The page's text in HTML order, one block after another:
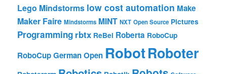
Lego Mindstorms low cost automation Make
Maker Faire Mindstorms MINT NXT Open Source Pictures
Programming rbtx ReBel Roberta RoboCup
RoboCup German Open RobotRoboter